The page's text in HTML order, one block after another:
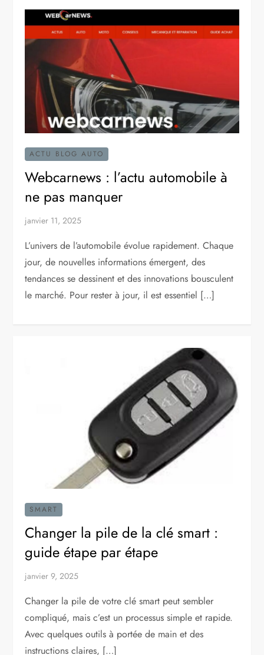
ACTU BLOG AUTO
Webcarnews : l’actu automobile à
ne pas manquer
janvier 11, 2025
L’univers de l’automobile évolue rapidement. Chaque
jour, de nouvelles informations émergent, des
tendances se dessinent et des innovations bousculent
le marché. Pour rester à jour, il est essentiel […]
SMART
Changer la pile de la clé smart :
guide étape par étape
janvier 9, 2025
Changer la pile de votre clé smart peut sembler
compliqué, mais c’est un processus simple et rapide.
Avec quelques outils à portée de main et des
instructions claires, […]